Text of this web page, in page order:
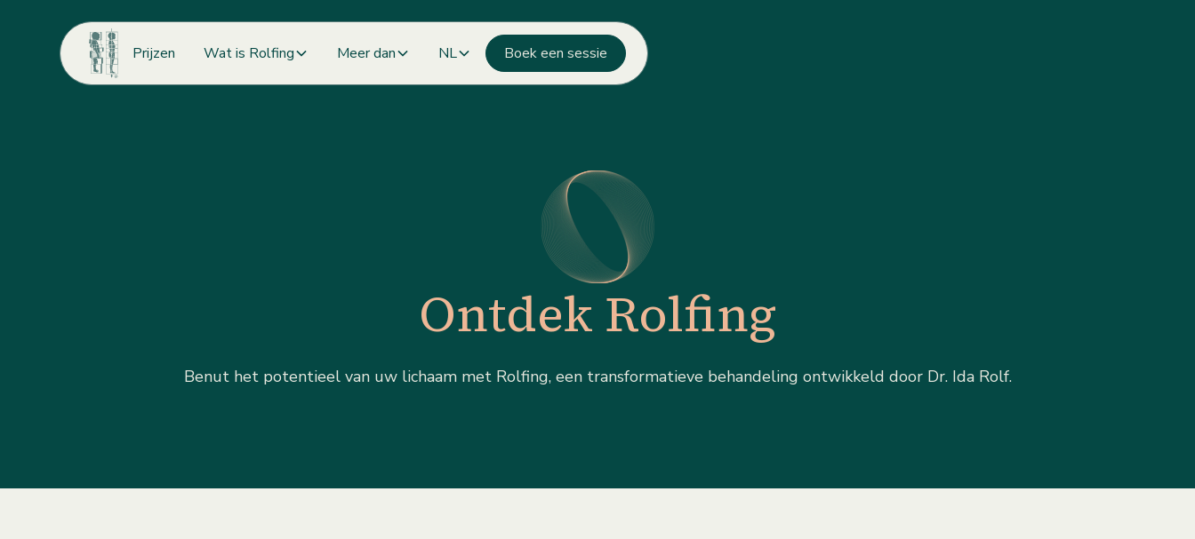
Prijzen Wat is Rolfing Meer dan NL Boek een sessie
Ontdek Rolfing
Benut het potentieel van uw lichaam met Rolfing, een transformatieve behandeling ontwikkeld door Dr. Ida Rolf.